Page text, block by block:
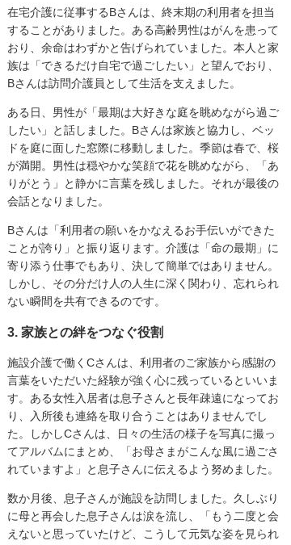
在宅介護に従事するBさんは、終末期の利用者を担当
することがありました。ある高齢男性はがんを患って
おり、余命はわずかと告げられていました。本人と家
族は「できるだけ自宅で過ごしたい」と望んでおり、
Bさんは訪問介護員として生活を支えました。
ある日、男性が「最期は大好きな庭を眺めながら過ご
したい」と話しました。Bさんは家族と協力し、ベッ
ドを庭に面した窓際に移動しました。季節は春で、桜
が満開。男性は穏やかな笑顔で花を眺めながら、「あ
りがとう」と静かに言葉を残しました。それが最後の
会話となりました。
Bさんは「利用者の願いをかなえるお手伝いができた
ことが誇り」と振り返ります。介護は「命の最期」に
寄り添う仕事でもあり、決して簡単ではありません。
しかし、その分だけ人の人生に深く関わり、忘れられ
ない瞬間を共有できるのです。
3. 家族との絆をつなぐ役割
施設介護で働くCさんは、利用者のご家族から感謝の
言葉をいただいた経験が強く心に残っているといいま
す。ある女性入居者は息子さんと長年疎遠になってお
り、入所後も連絡を取り合うことはありませんでし
た。しかしCさんは、日々の生活の様子を写真に撮っ
てアルバムにまとめ、「お母さまがこんな風に過ごさ
れていますよ」と息子さんに伝えるよう努めました。
数か月後、息子さんが施設を訪問しました。久しぶり
に母と再会した息子さんは涙を流し、「もう二度と会
えないと思っていたけど、こうして元気な姿を見られ